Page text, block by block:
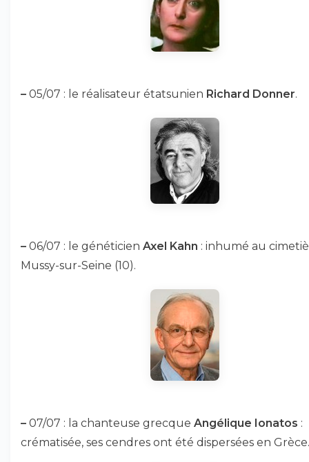
– 05/07 : le réalisateur étatsunien Richard Donner.
– 06/07 : le généticien Axel Kahn : inhumé au
Mussy-sur-Seine (10).
– 07/07 : la chanteuse grecque Angélique Ionatos :
crématisée, ses cendres ont été dispersées en Grèce.